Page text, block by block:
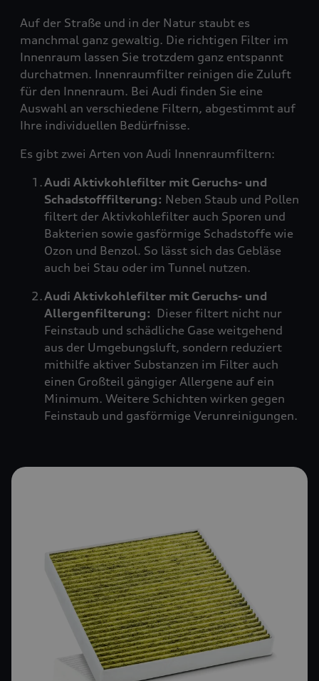
Auf der Straße und in der Natur staubt es
manchmal ganz gewaltig. Die richtigen Filter im
Innenraum lassen Sie trotzdem ganz entspannt
durchatmen. Innenraumfilter reinigen die Zuluft
für den Innenraum. Bei Audi finden Sie eine
Auswahl an verschiedene Filtern, abgestimmt auf
Ihre individuellen Bedürfnisse.
Es gibt zwei Arten von Audi Innenraumfiltern:
Audi Aktivkohlefilter mit Geruchs- und
Schadstofffilterung: Neben Staub und Pollen
filtert der Aktivkohlefilter auch Sporen und
Bakterien sowie gasförmige Schadstoffe wie
Ozon und Benzol. So lässt sich das Gebläse
auch bei Stau oder im Tunnel nutzen.
Audi Aktivkohlefilter mit Geruchs- und
Allergenfilterung: Dieser filtert nicht nur
Feinstaub und schädliche Gase weitgehend
aus der Umgebungsluft, sondern reduziert
mithilfe aktiver Substanzen im Filter auch
einen Großteil gängiger Allergene auf ein
Minimum. Weitere Schichten wirken gegen
Feinstaub und gasförmige Verunreinigungen.